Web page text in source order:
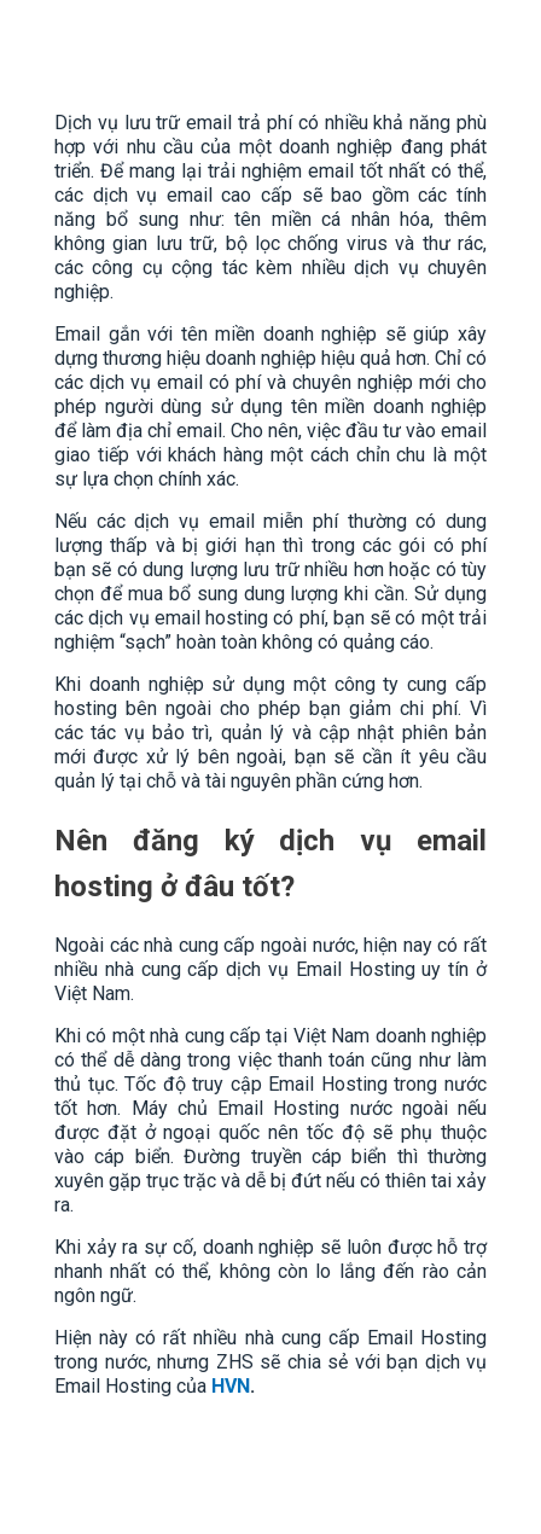
Dịch vụ lưu trữ email trả phí có nhiều khả năng phù
hợp với nhu cầu của một doanh nghiệp đang phát
triển. Để mang lại trải nghiệm email tốt nhất có thể,
các dịch vụ email cao cấp sẽ bao gồm các tính
năng bổ sung như: tên miền cá nhân hóa, thêm
không gian lưu trữ, bộ lọc chống virus và thư rác,
các công cụ cộng tác kèm nhiều dịch vụ chuyên
nghiệp.
Email gắn với tên miền doanh nghiệp sẽ giúp xây
dựng thương hiệu doanh nghiệp hiệu quả hơn. Chỉ có
các dịch vụ email có phí và chuyên nghiệp mới cho
phép người dùng sử dụng tên miền doanh nghiệp
để làm địa chỉ email. Cho nên, việc đầu tư vào email
giao tiếp với khách hàng một cách chỉn chu là một
sự lựa chọn chính xác.
Nếu các dịch vụ email miễn phí thường có dung
lượng thấp và bị giới hạn thì trong các gói có phí
bạn sẽ có dung lượng lưu trữ nhiều hơn hoặc có tùy
chọn để mua bổ sung dung lượng khi cần. Sử dụng
các dịch vụ email hosting có phí, bạn sẽ có một trải
nghiệm “sạch” hoàn toàn không có quảng cáo.
Khi doanh nghiệp sử dụng một công ty cung cấp
hosting bên ngoài cho phép bạn giảm chi phí. Vì
các tác vụ bảo trì, quản lý và cập nhật phiên bản
mới được xử lý bên ngoài, bạn sẽ cần ít yêu cầu
quản lý tại chỗ và tài nguyên phần cứng hơn.
Nên đăng ký dịch vụ email
hosting ở đâu tốt?
Ngoài các nhà cung cấp ngoài nước, hiện nay có rất
nhiều nhà cung cấp dịch vụ Email Hosting uy tín ở
Việt Nam.
Khi có một nhà cung cấp tại Việt Nam doanh nghiệp
có thể dễ dàng trong việc thanh toán cũng như làm
thủ tục. Tốc độ truy cập Email Hosting trong nước
tốt hơn. Máy chủ Email Hosting nước ngoài nếu
được đặt ở ngoại quốc nên tốc độ sẽ phụ thuộc
vào cáp biển. Đường truyền cáp biển thì thường
xuyên gặp trục trặc và dễ bị đứt nếu có thiên tai xảy
ra.
Khi xảy ra sự cố, doanh nghiệp sẽ luôn được hỗ trợ
nhanh nhất có thể, không còn lo lắng đến rào cản
ngôn ngữ.
Hiện này có rất nhiều nhà cung cấp Email Hosting
trong nước, nhưng ZHS sẽ chia sẻ với bạn dịch vụ
Email Hosting của HVN .